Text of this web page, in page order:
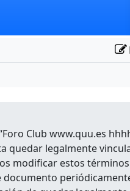
Club www.quu.es
quedar legalmente
modificar estos